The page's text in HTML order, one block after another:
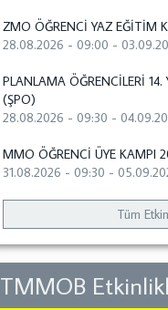
ZMO ÖĞRENCİ YAZ EĞİTİM
28.08.2026 - 09:00 -
PLANLAMA ÖĞRENCİLERİ
(ŞPO)
28.08.2026 - 09:30 -
MMO ÖĞRENCİ ÜYE KAMPI
31.08.2026 - 09:30 -
Tüm
TMMOB